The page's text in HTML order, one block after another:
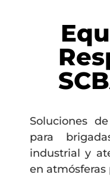
Soluciones
para
industrial y
en atmósferas